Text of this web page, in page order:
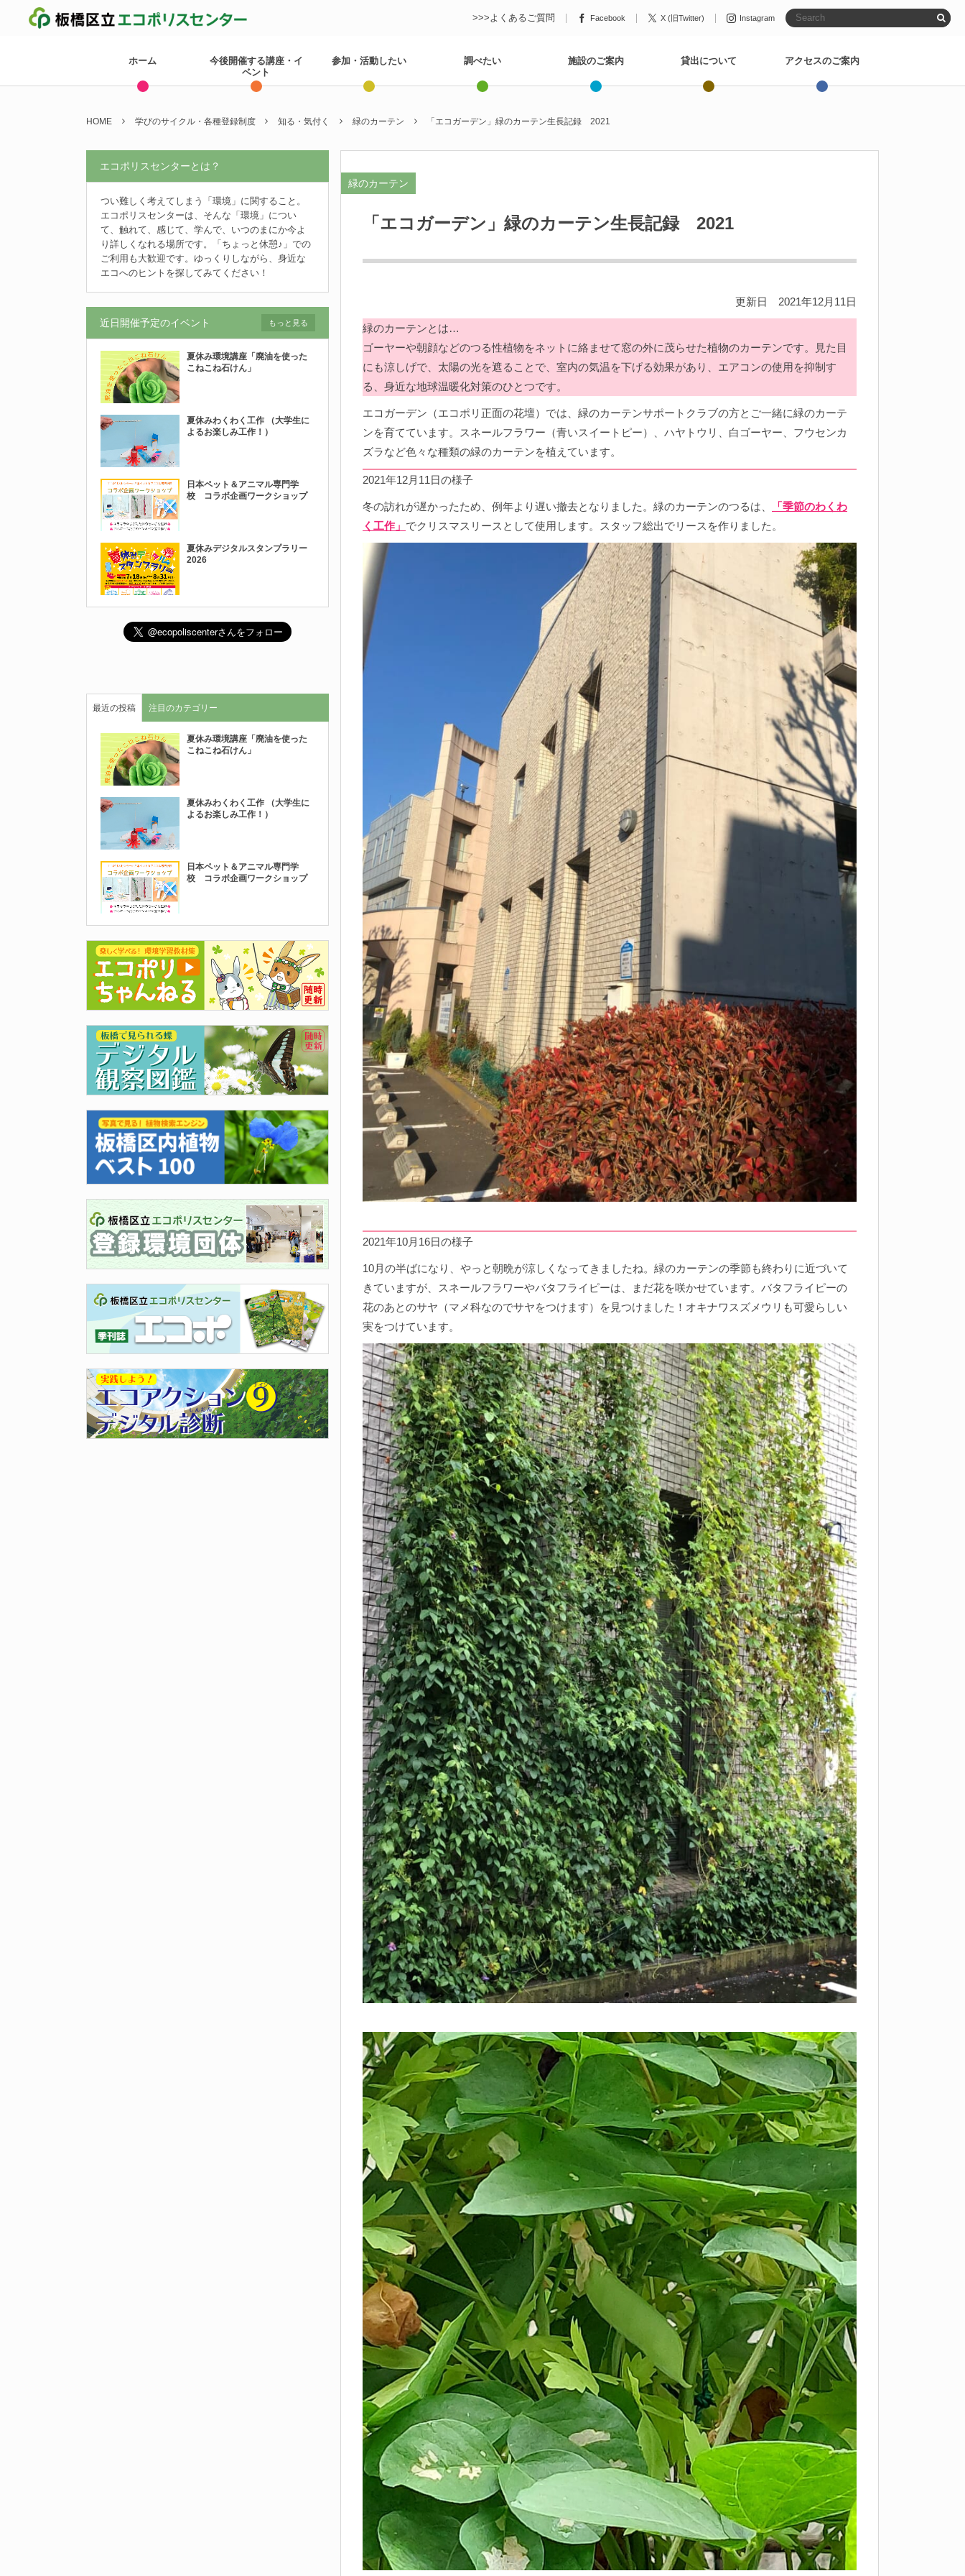
>>>よくあるご質問 Facebook X (旧Twitter) Instagram
ホーム
今後開催する講座・イ
ベント
参加・活動したい 調べたい 施設のご案内 貸出について アクセスのご案内
HOME 学びのサイクル・各種登録制度 知る・気付く 緑のカーテン 「エコガーデン」緑のカーテン生長記録 2021
緑のカーテン
「エコガーデン」緑のカーテン生長記録 2021
更新日 2021年12月11日
緑のカーテンとは…
ゴーヤーや朝顔などのつる性植物をネットに絡ませて窓の外に茂らせた植物のカーテンです。見た目
にも涼しげで、太陽の光を遮ることで、室内の気温を下げる効果があり、エアコンの使用を抑制す
る、身近な地球温暖化対策のひとつです。
エコガーデン（エコポリ正面の花壇）では、緑のカーテンサポートクラブの方とご一緒に緑のカーテ
ンを育てています。スネールフラワー（青いスイートピー）、ハヤトウリ、白ゴーヤー、フウセンカ
ズラなど色々な種類の緑のカーテンを植えています。
2021年12月11日の様子
冬の訪れが遅かったため、例年より遅い撤去となりました。緑のカーテンのつるは、
「季節のわくわ
く工作」 でクリスマスリースとして使用します。スタッフ総出でリースを作りました。
2021年10月16日の様子
10月の半ばになり、やっと朝晩が涼しくなってきましたね。緑のカーテンの季節も終わりに近づいて
きていますが、スネールフラワーやバタフライピーは、まだ花を咲かせています。バタフライピーの
花のあとのサヤ（マメ科なのでサヤをつけます）を見つけました！オキナワスズメウリも可愛らしい
実をつけています。
エコポリスセンターとは？
つい難しく考えてしまう「環境」に関すること。
エコポリスセンターは、そんな「環境」につい
て、触れて、感じて、学んで、いつのまにか今よ
り詳しくなれる場所です。「ちょっと休憩♪」での
ご利用も大歓迎です。ゆっくりしながら、身近な
エコへのヒントを探してみてください！
近日開催予定のイベント
夏休み環境講座「廃油を使った
こねこね石けん」
夏休みわくわく工作 （大学生に
よるお楽しみ工作！）
日本ペット＆アニマル専門学
校 コラボ企画ワークショップ
夏休みデジタルスタンプラリー
2026
もっと見る
最近の投稿 注目のカテゴリー
夏休み環境講座「廃油を使った
こねこね石けん」
夏休みわくわく工作 （大学生に
よるお楽しみ工作！）
日本ペット＆アニマル専門学
校 コラボ企画ワークショップ